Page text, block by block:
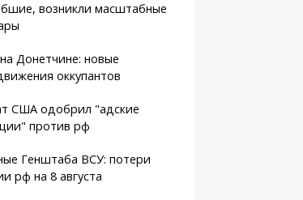
возникли масштабные
Донетчине: новые
оккупантов
США одобрил "адские
против рф
Генштаба ВСУ: потери
рф на 8 августа